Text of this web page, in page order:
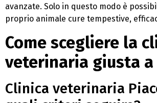
avanzate. Solo in questo modo è
proprio animale cure tempestive,
Come scegliere la
veterinaria giusta a
Clinica veterinaria